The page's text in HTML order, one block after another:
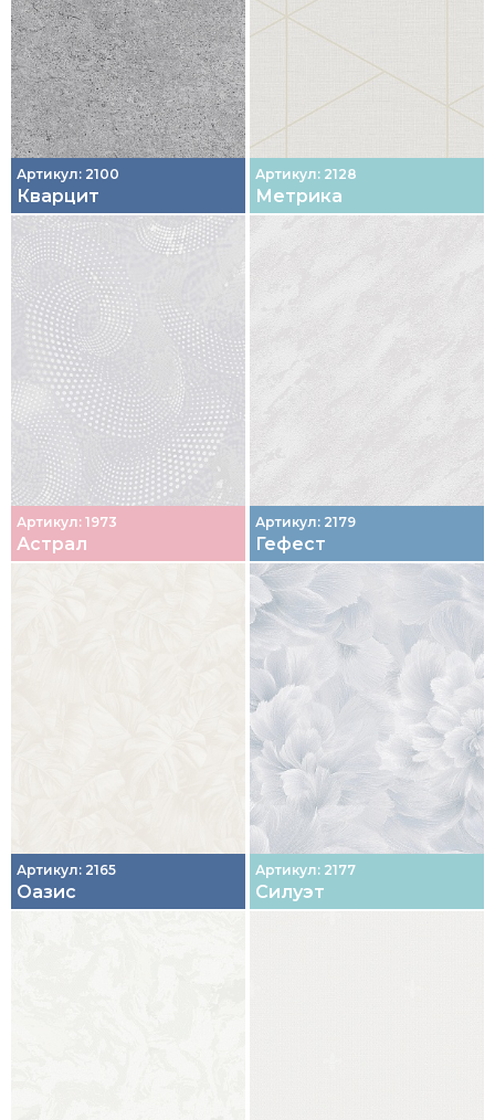
Артикул: 2100
Кварцит
Артикул: 2128
Метрика
Артикул: 1973
Астрал
Артикул: 2179
Гефест
Артикул: 2165
Оазис
Артикул: 2177
Силуэт